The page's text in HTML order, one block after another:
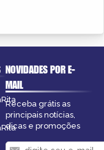
NOVIDADES POR E-
MAIL
Receba grátis as
principais notícias,
dicas e promoções